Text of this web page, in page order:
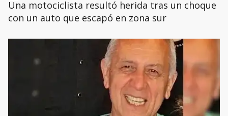
Una motociclista resultó herida tras un choque
con un auto que escapó en zona sur